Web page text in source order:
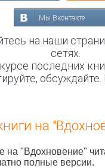
Мы Вконтакте
на наши
сетях.
последних
на
на "Вдохновение"
полные версии.